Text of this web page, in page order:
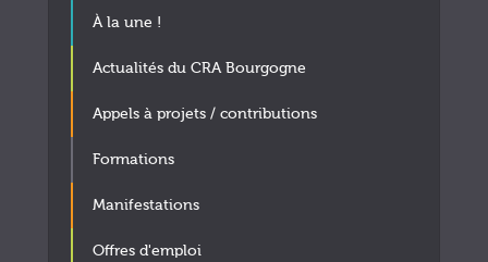
À la une !
Actualités du CRA Bourgogne
Appels à projets / contributions
Formations
Manifestations
Offres d'emploi